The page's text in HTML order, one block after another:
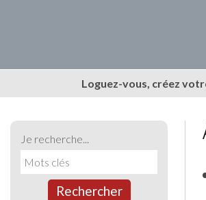
Loguez-vous, créez
Je recherche...
Rechercher